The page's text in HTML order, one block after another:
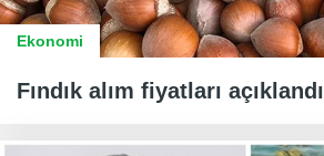
Ekonomi
Fındık alım fiyatları açıklandı